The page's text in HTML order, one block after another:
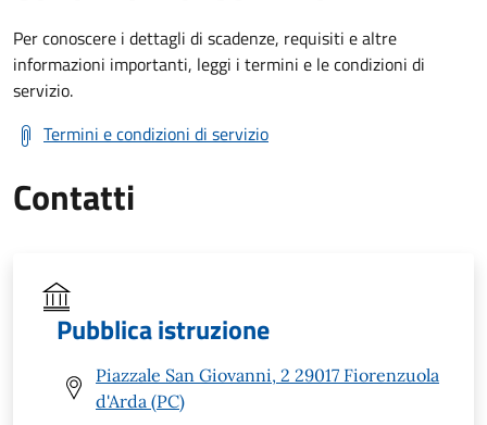
Per conoscere i dettagli di scadenze, requisiti e altre
informazioni importanti, leggi i termini e le condizioni di
servizio.
Termini e condizioni di servizio
Contatti
Pubblica istruzione
Piazzale San Giovanni, 2 29017 Fiorenzuola
d'Arda (PC)